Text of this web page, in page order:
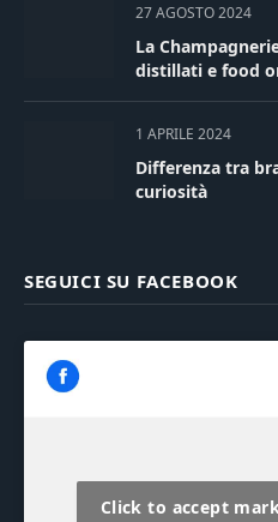
27 AGOSTO 2024
La
distillati e food
1 APRILE 2024
Differenza tra
curiosità
SEGUICI SU FACEBOOK
Click to accept